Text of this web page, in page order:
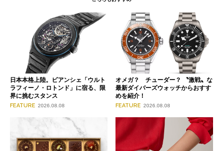
日本本格上陸。ビアンシェ「ウルト
ラフィーノ・ロトンド」に宿る、限
界に挑むスタンス
FEATURE 2026.08.08
オメガ？ チューダー？ 〝激戦〟な
最新ダイバーズウォッチからおすす
めを紹介！
FEATURE 2026.08.08